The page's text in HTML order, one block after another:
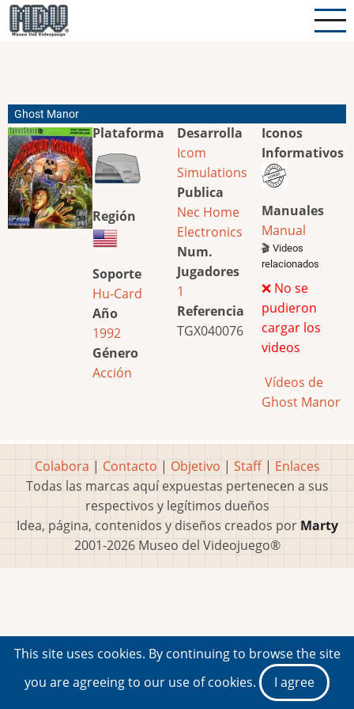
Pasar
al
Ghost Manor
Plataforma
Región
Soporte
Hu-Card
Año
1992
Género
Acción
Desarrolla
Icom
Simulations
Publica
Nec Home
Electronics
Num.
Jugadores
1
Referencia
TGX040076
Iconos
Informativos
Manuales
Manual
🎬 Videos
relacionados
❌ No se
pudieron
cargar los
videos
Vídeos de
Ghost Manor
Colabora | Contacto | Objetivo | Staff| Enlaces
Todas las marcas aquí expuestas pertenecen a sus
respectivos y legítimos dueños
Idea, página, contenidos y diseños creados por Marty
2001-2026 Museo del Videojuego®
This site uses cookies. By continuing to browse the site
you are agreeing to our use of cookies.
I agree